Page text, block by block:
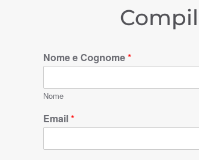
Nome e Cognome*
Nome
Email*